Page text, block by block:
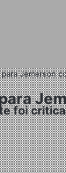
para Jemerson
foi